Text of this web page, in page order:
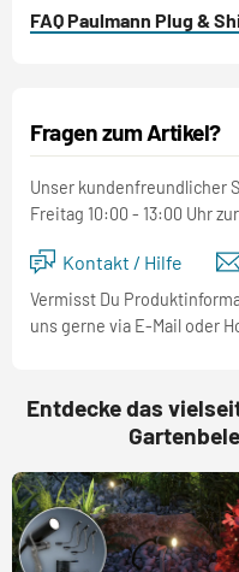
Entdecke das
FAQ Paulmann Plug &
Fragen zum Artikel?
Unser kundenfreundlicher
Freitag 10:00 - 13:00 Uhr
Kontakt / Hilfe
Vermisst Du
uns gerne via E-Mail oder